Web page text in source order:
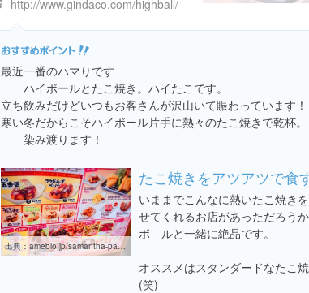
http://www.gindaco.com/highball/
最近一番のハマりです
ハイボールとたこ焼き。ハイたこです。
立ち飲みだけどいつもお客さんが沢山いて賑わっています！
寒い冬だからこそハイボール片手に熱々のたこ焼きで乾杯。
染み渡ります！
出典： ameblo.jp/samantha-paris-tiara/entry-11849856616.html
たこ焼きをアツアツで食
いままでこんなに熱いたこ焼き
せてくれるお店があっただろう
ボ—ルと一緒に絶品です。
オススメはスタンダードなたこ
(笑)